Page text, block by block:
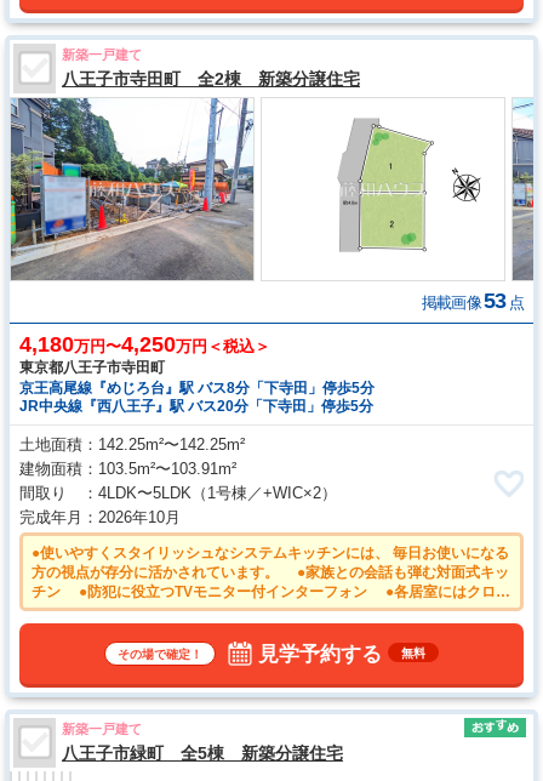
新築一戸建て
八王子市寺田町 全2棟 新築分譲住宅
掲載画像53 点
4,180万円〜4,250万円＜税込＞
東京都八王子市寺田町
京王高尾線『めじろ台』駅 バス8分「下寺田」停歩5分
JR中央線『西八王子』駅 バス20分「下寺田」停歩5分
土地面積
142.25m²〜142.25m²
建物面積
103.5m²〜103.91m²
間取り
4LDK〜5LDK （1号棟／+WIC×2）
完成年月
2026年10月
●使いやすくスタイリッシュなシステムキッチンには、 毎日お使いになる
方の視点が存分に活かされています。 ●家族との会話も弾む対面式キッ
チン ●防犯に役立つTVモニター付インターフォン ●各居室にはクロー
ゼットを完備し、家具を置くスペースが 確保しやすい設計がされており
濯物が乾かせます
その場で確定！ 見学予約する 無料
新築一戸建て
八王子市緑町 全5棟 新築分譲住宅